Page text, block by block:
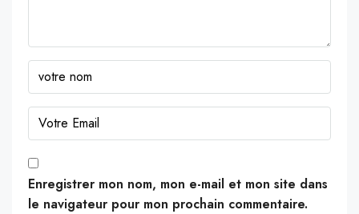
Enregistrer mon nom, mon e-mail et mon site dans
le navigateur pour mon prochain commentaire.